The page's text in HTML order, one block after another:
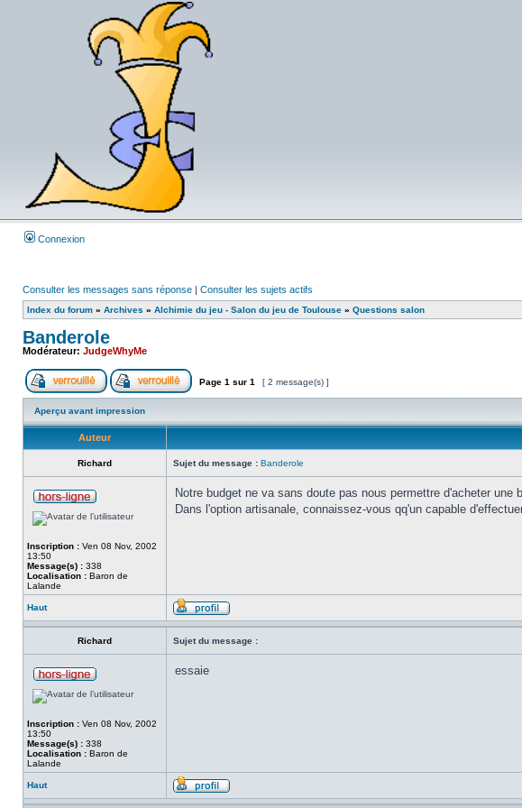
Connexion
Consulter les messages sans réponse | Consulter les sujets actifs
Index du forum » Archives » Alchimie du jeu - Salon du jeu de Toulouse » Questions salon
Banderole
Modérateur: JudgeWhyMe
Page 1 sur 1 [ 2 message(s) ]
Aperçu avant impression
Auteur
Richard Sujet du message : Banderole
Inscription : Ven 08 Nov, 2002
13:50
Message(s) : 338
Localisation : Baron de
Lalande
Notre budget ne va sans doute pas nous permettre d'acheter une
Dans l'option artisanale, connaissez-vous qq'un capable
Haut
Richard Sujet du message :
Inscription : Ven 08 Nov, 2002
13:50
Message(s) : 338
Localisation : Baron de
Lalande
essaie
Haut